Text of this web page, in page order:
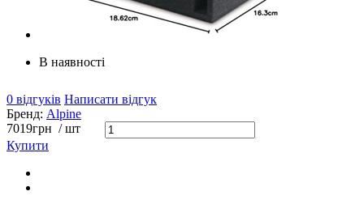
В наявності
0 відгуків Написати відгук
Бренд: Alpine
7019грн / шт
Купити